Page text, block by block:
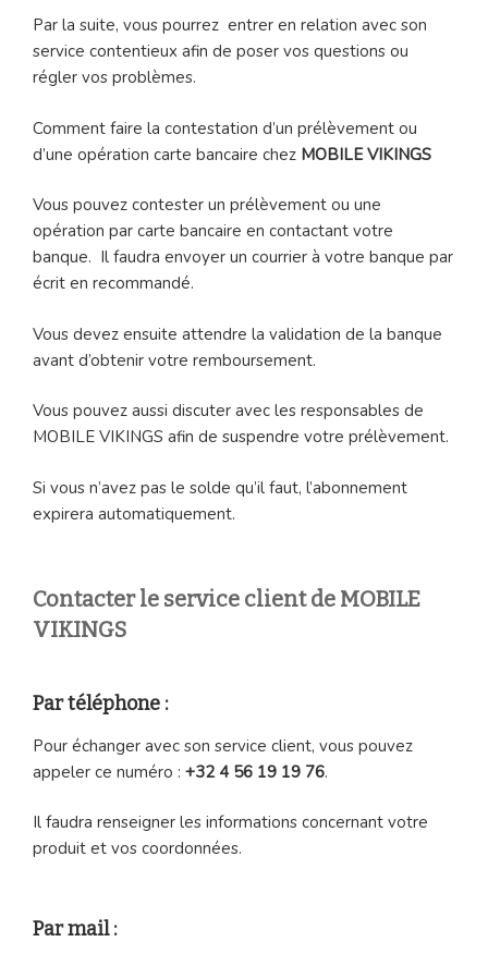
Par la suite, vous pourrez entrer en relation avec son
service contentieux afin de poser vos questions ou
régler vos problèmes.
Comment faire la contestation d’un prélèvement ou
d’une opération carte bancaire chez MOBILE VIKINGS
Vous pouvez contester un prélèvement ou une
opération par carte bancaire en contactant votre
banque. Il faudra envoyer un courrier à votre banque par
écrit en recommandé.
Vous devez ensuite attendre la validation de la banque
avant d’obtenir votre remboursement.
Vous pouvez aussi discuter avec les responsables de
MOBILE VIKINGS afin de suspendre votre prélèvement.
Si vous n’avez pas le solde qu’il faut, l’abonnement
expirera automatiquement.
Contacter le service client de MOBILE
VIKINGS
Par téléphone :
Pour échanger avec son service client, vous pouvez
appeler ce numéro : +32 4 56 19 19 76.
Il faudra renseigner les informations concernant votre
produit et vos coordonnées.
Par mail :